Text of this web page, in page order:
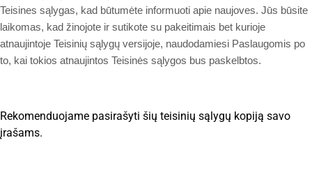
Teisines sąlygas, kad būtumėte informuoti apie naujoves. Jūs būsite
laikomas, kad žinojote ir sutikote su pakeitimais bet kurioje
atnaujintoje Teisinių sąlygų versijoje, naudodamiesi Paslaugomis po
to, kai tokios atnaujintos Teisinės sąlygos bus paskelbtos.
Rekomenduojame pasirašyti šių teisinių sąlygų kopiją savo
įrašams.